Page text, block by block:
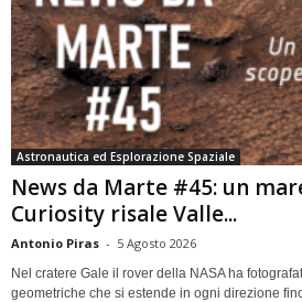
Astronautica ed Esplorazione Spaziale
News da Marte #45: un
Curiosity risale Valle...
Antonio Piras - 5 Agosto 2026
Nel cratere Gale il rover della NASA ha
geometriche che si estende in ogni direzione